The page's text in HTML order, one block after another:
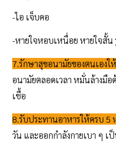
-ไอ เจ็บคอ
-หายใจหอบเหนื่อย หายใจสั้น
7.รักษาสุขอนามัยของตนเองใ
อนามัยตลอดเวลา หมั่นล้างมื
เชื้อ
8.รับประทานอาหารให้ครบ 5
วัน และออกกำลังกายเบา ๆ